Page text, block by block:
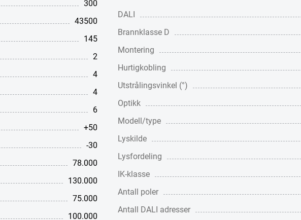
300
43500
145
2
4
4
6
+50
-30
78.000
130.000
75.000
100.000
DALI
Brannklasse D
Montering
Hurtigkobling
Utstrålingsvinkel (°)
Optikk
Modell/type
Lyskilde
Lysfordeling
IK-klasse
Antall poler
Antall DALI adresser